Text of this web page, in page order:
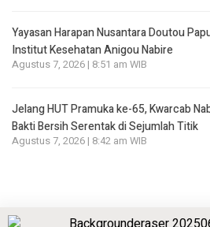
Yayasan Harapan Nusantara Doutou
Institut Kesehatan Anigou Nabire
Agustus 7, 2026 | 8:51 am WIB
Jelang HUT Pramuka ke-65, Kwarcab
Bakti Bersih Serentak di Sejumlah Titik
Agustus 7, 2026 | 8:42 am WIB